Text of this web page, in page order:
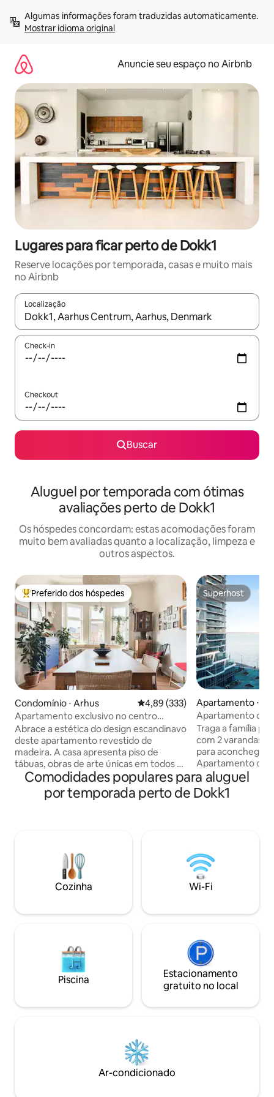
para
Mostrar idioma original
Anuncie seu espaço no Airbnb
Lugares para ficar perto de Dokk1
Reserve locações por temporada, casas e muito mais
no Airbnb
Localização
Quando os resultados estiverem disponíveis, explore-os
Check-in
Checkout
Buscar
Aluguel por temporada com ótimas
avaliações perto de Dokk1
Os hóspedes concordam: estas acomodações foram
muito bem avaliadas quanto a localização, limpeza e
outros aspectos.
Entre os melhores preferidos dos hóspedes
Preferido dos hóspedes
Condomínio ⋅ Arhus 4,89 de uma avaliação média de
4,89 (333)
Apartamento exclusivo no centro
histórico, Aarhus
Abrace a estética do design escandinavo
deste apartamento revestido de
madeira. A casa apresenta piso de
tábuas, obras de arte únicas em todos os
lugares, toques de cor, uma mistura
eclética de mobiliário contemporâneo e
antigo e vistas para o terraço. Você
compartilhamos com você durante o
verão. Tudo o que você pode precisar
belas camas de casal. Uma grande mesa
grande luz noturna através das torres da
tamanho confortável com chuveiro e
vaso sanitário. Um bom corredor com
acesso a todo o shabam. Como não
acreditamos em televisão, podemos lhe
disso. E recomendamos um bom dia
por aqui e dizer olá - abrir as portas, lavar
a roupa suja, se necessário. Tudo de
acordo com você, é claro. Não
estaremos tão longe e podemos ajudar
Superhost
Superhost
Apartamento ⋅
Apartamento de
Traga a família
com 2 varandas com sol e
para aconchego
Apartamento de
premiado
3 quartos e uma
andar. Elevador
casal - 160/140 *
estacionamento
alugada por 20
Comodidades populares para aluguel
por temporada perto de Dokk1
Cozinha Wi-Fi
Piscina
Estacionamento
gratuito no local
Ar-condicionado